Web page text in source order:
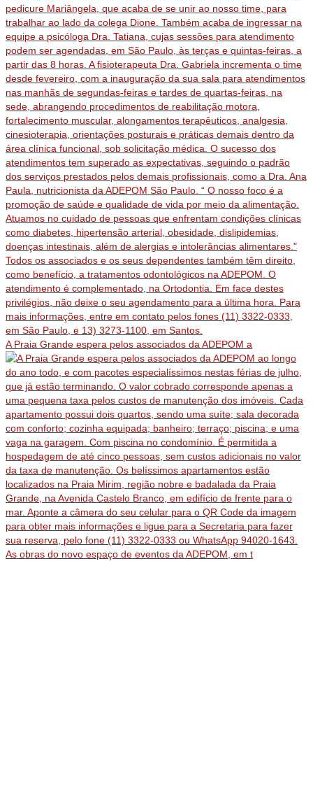
A Praia Grande espera pelos associados da ADEPOM a
As obras do novo espaço de eventos da ADEPOM, em t